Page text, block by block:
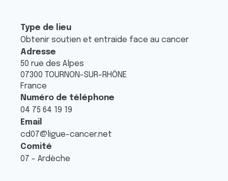
Type de lieu
Obtenir soutien et entraide face au cancer
Adresse
50 rue des Alpes
07300 TOURNON-SUR-RHÔNE
France
Numéro de téléphone
04 75 64 19 19
Email
cd07@ligue-cancer.net
Comité
07 - Ardèche